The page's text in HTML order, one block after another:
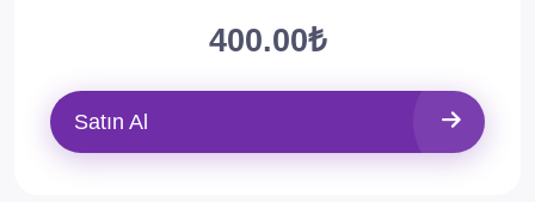
400.00₺
Satın Al